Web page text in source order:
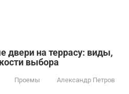
двери на террасу: виды,
выбора
Проемы Александр Петров